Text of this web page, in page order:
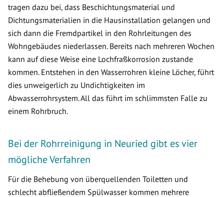
tragen dazu bei, dass Beschichtungsmaterial und
Dichtungsmaterialien in die Hausinstallation gelangen und
sich dann die Fremdpartikel in den Rohrleitungen des
Wohngebäudes niederlassen. Bereits nach mehreren Wochen
kann auf diese Weise eine Lochfraßkorrosion zustande
kommen. Entstehen in den Wasserrohren kleine Löcher, führt
dies unweigerlich zu Undichtigkeiten im
Abwasserrohrsystem. All das führt im schlimmsten Falle zu
einem Rohrbruch.
Bei der Rohrreinigung in Neuried gibt es vier
mögliche Verfahren
Für die Behebung von überquellenden Toiletten und
schlecht abfließendem Spülwasser kommen mehrere